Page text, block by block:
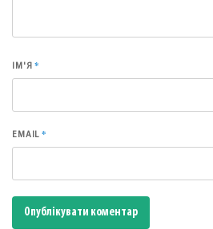
ІМ'Я*
EMAIL*